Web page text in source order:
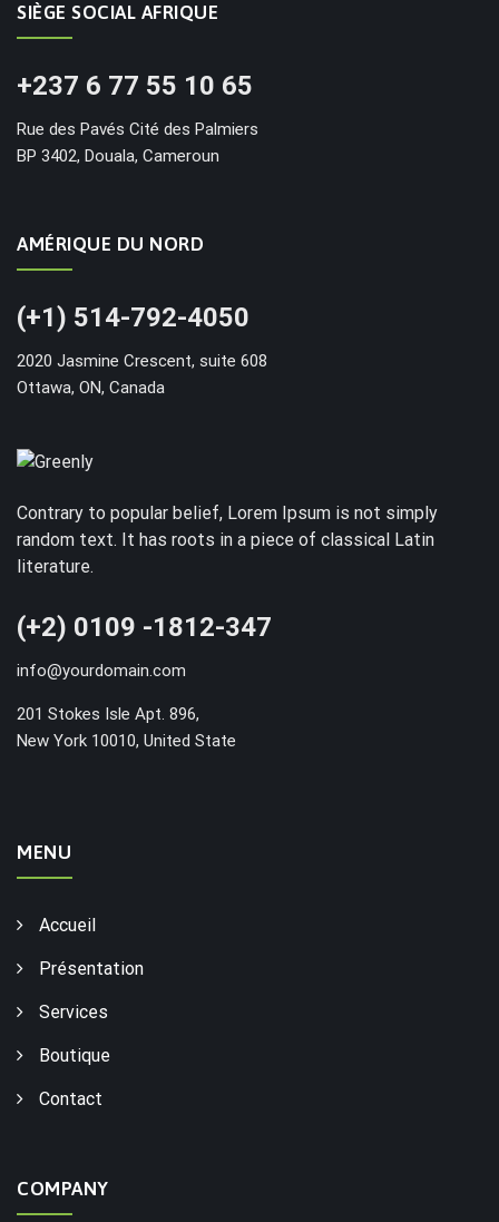
SIÈGE SOCIAL AFRIQUE
+237 6 77 55 10 65
Rue des Pavés Cité des Palmiers
BP 3402, Douala, Cameroun
AMÉRIQUE DU NORD
(+1) 514-792-4050
2020 Jasmine Crescent, suite 608
Ottawa, ON, Canada
Contrary to popular belief, Lorem Ipsum is not simply
random text. It has roots in a piece of classical Latin
literature.
(+2) 0109 -1812-347
info@yourdomain.com
201 Stokes Isle Apt. 896,
New York 10010, United State
MENU
Accueil
Présentation
Services
Boutique
Contact
COMPANY